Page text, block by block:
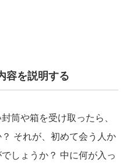
容を説明する
筒や箱を受け取ったら、
それが、初めて会う人か
しょうか？ 中に何が入っ